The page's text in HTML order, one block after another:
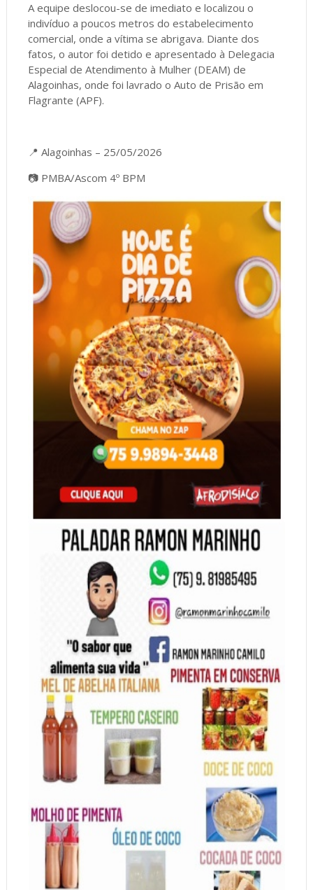
A equipe deslocou-se de imediato e localizou o
indivíduo a poucos metros do estabelecimento
comercial, onde a vítima se abrigava. Diante dos
fatos, o autor foi detido e apresentado à Delegacia
Especial de Atendimento à Mulher (DEAM) de
Alagoinhas, onde foi lavrado o Auto de Prisão em
Flagrante (APF).
📍 Alagoinhas – 25/05/2026
📷 PMBA/Ascom 4º BPM